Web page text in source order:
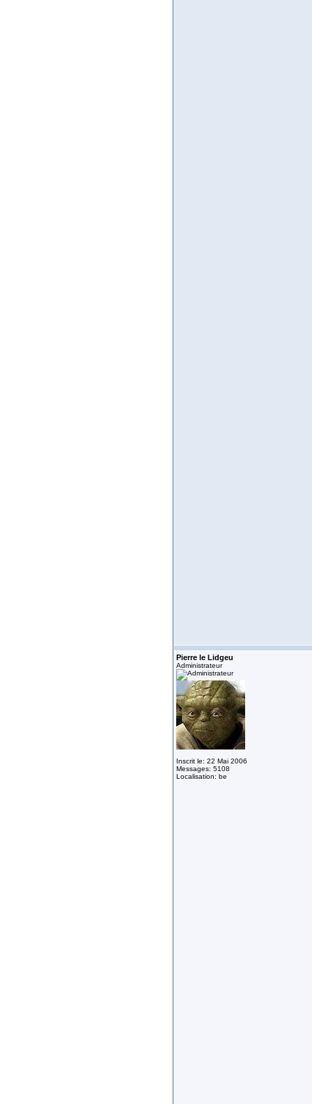
Pierre le Lidgeu
Administrateur
Inscrit le: 22 Mai 2006
Messages: 5108
Localisation: be